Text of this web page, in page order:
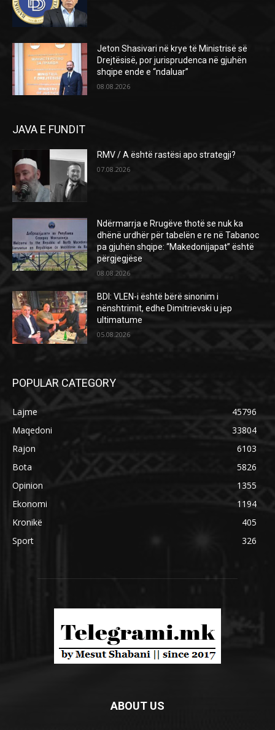
Jeton Shasivari në krye të Ministrisë së
Drejtësisë, por jurisprudenca në gjuhën
shqipe ende e “ndaluar”
08.08.2026
JAVA E FUNDIT
RMV / A është rastësi apo strategji?
07.08.2026
Ndërmarrja e Rrugëve thotë se nuk ka
dhënë urdhër për tabelën e re në Tabanoc
pa gjuhën shqipe: “Makedonijapat” është
përgjegjëse
08.08.2026
BDI: VLEN-i është bërë sinonim i
nënshtrimit, edhe Dimitrievski u jep
ultimatume
05.08.2026
POPULAR CATEGORY
Lajme
45796
Maqedoni
33804
Rajon
6103
Bota
5826
Opinion
1355
Ekonomi
1194
Kronikë
405
Sport
326
ABOUT US